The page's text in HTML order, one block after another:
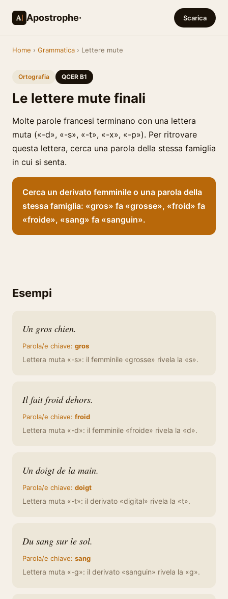
Apostrophe· Scarica
Home › Grammatica › Lettere mute
Ortografia QCER B1
Le lettere mute finali
Molte parole francesi terminano con una lettera
muta («-d», «-s», «-t», «-x», «-p»). Per ritrovare
questa lettera, cerca una parola della stessa famiglia
in cui si senta.
Cerca un derivato femminile o una parola della
stessa famiglia: «gros» fa «grosse», «froid» fa
«froide», «sang» fa «sanguin».
Esempi
Un gros chien.
Parola/e chiave: gros
Lettera muta «-s»: il femminile «grosse» rivela la «s».
Il fait froid dehors.
Parola/e chiave: froid
Lettera muta «-d»: il femminile «froide» rivela la «d».
Un doigt de la main.
Parola/e chiave: doigt
Lettera muta «-t»: il derivato «digital» rivela la «t».
Du sang sur le sol.
Parola/e chiave: sang
Lettera muta «-g»: il derivato «sanguin» rivela la «g».